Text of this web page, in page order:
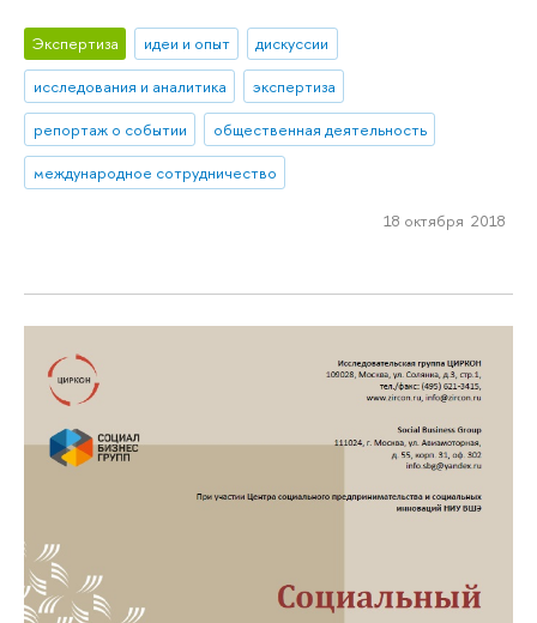
Экспертиза идеи и опыт
дискуссии
исследования и аналитика
экспертиза
репортаж о событии
общественная деятельность
международное сотрудничество
18 октября 2018